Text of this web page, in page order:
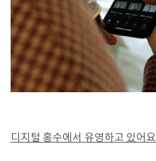
디지털 홍수에서 유영하고 있어요